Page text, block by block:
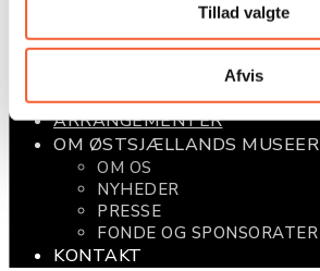
Tillad valgte
Afvis
STEVNS KLINT
TUR MED EGEN GUIDE
UNDERVISNING
ARRANGEMENTER
OM ØSTSJÆLLANDS MUSEER
OM OS
NYHEDER
PRESSE
FONDE OG SPONSORATER
KONTAKT